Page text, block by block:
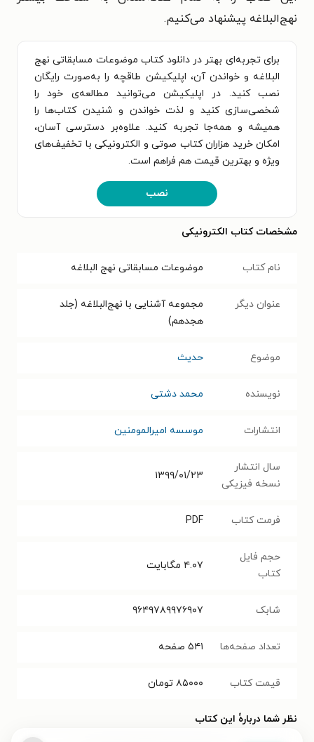
نهج‌البلاغه پیشنهاد می‌کنیم.
برای تجربه‌ای بهتر در دانلود کتاب موضوعات مسابقاتی نهج
البلاغه و خواندن آن، اپلیکیشن طاقچه را به‌صورت رایگان
نصب کنید. در اپلیکیشن می‌توانید مطالعه‌ی خود را
شخصی‌سازی کنید و لذت خواندن و شنیدن کتاب‌ها را
همیشه و همه‌جا تجربه کنید. علاوه‌بر دسترسی آسان،
امکان خرید هزاران کتاب صوتی و الکترونیکی با تخفیف‌های
ویژه و بهترین قیمت هم فراهم است.
نصب
مشخصات کتاب الکترونیکی
نام کتاب موضوعات مسابقاتی نهج البلاغه
عنوان دیگر
مجموعه آشنایی با نهج‌البلاغه (جلد
هجدهم)
موضوع حدیث
نویسنده محمد دشتی
انتشارات موسسه امیرالمومنین
سال انتشار
نسخه فیزیکی
۱۳۹۹/۰۱/۲۳
فرمت کتاب PDF
حجم فایل
کتاب
۴.۰۷ مگابایت
شابک ۹۶۴۹۷۸۹۹۷۶۹۰۷
تعداد صفحه‌ها ۵۴۱ صفحه
قیمت کتاب ۸۵۰۰۰ تومان
نظر شما دربارهٔ این کتاب